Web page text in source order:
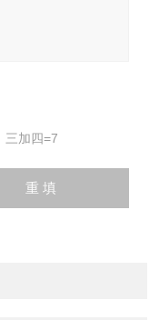
三加四=7